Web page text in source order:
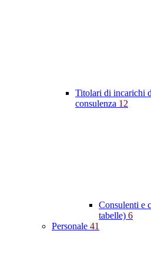
Titolari di incarichi
consulenza 12
Consulenti e
tabelle) 6
Personale 41